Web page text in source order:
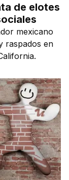
de elotes
mexicano
raspados en